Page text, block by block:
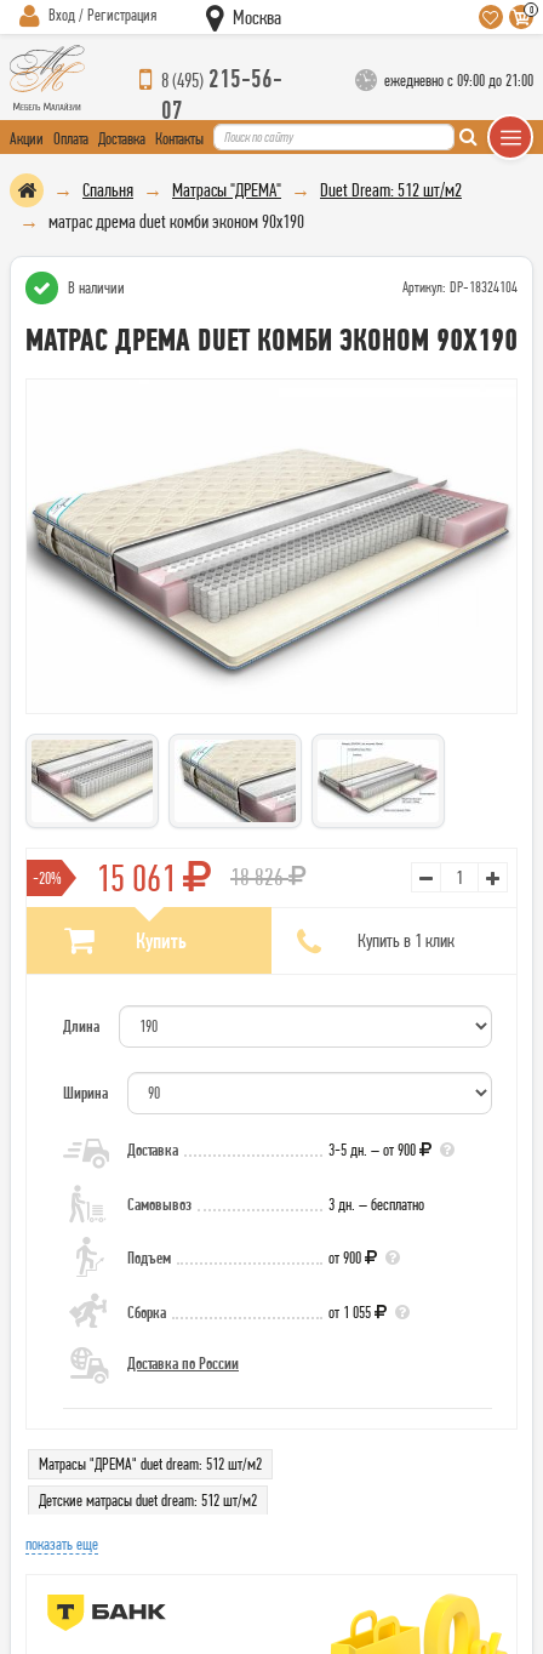
Вход / Регистрация Москва 0
8 (495) 215-56-
07
ежедневно с 09:00 до 21:00
Акции Оплата Доставка Контакты
Спальня Матрасы "ДРЕМА"
Duet Dream: 512 шт/м2
матрас дрема duet комби эконом 90х190
В наличии Артикул: DP-18324104
МАТРАС ДРЕМА DUET КОМБИ ЭКОНОМ 90Х190
-20% 15 061 18 826
Купить Купить в 1 клик
Длина
Ширина
Доставка 3-5 дн. – от 900
Самовывоз 3 дн. – бесплатно
Подъем от 900
Сборка от 1 055
Доставка по России
Матрасы "ДРЕМА" duet dream: 512 шт/м2
Детские матрасы duet dream: 512 шт/м2
показать еще